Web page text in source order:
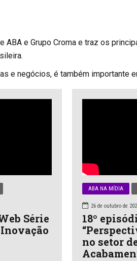
globalmente
ABA e Grupo Croma e traz os
e negócios, é também importante
Série
ABA NA MÍDIA
26 de outubro de
18º
no setor